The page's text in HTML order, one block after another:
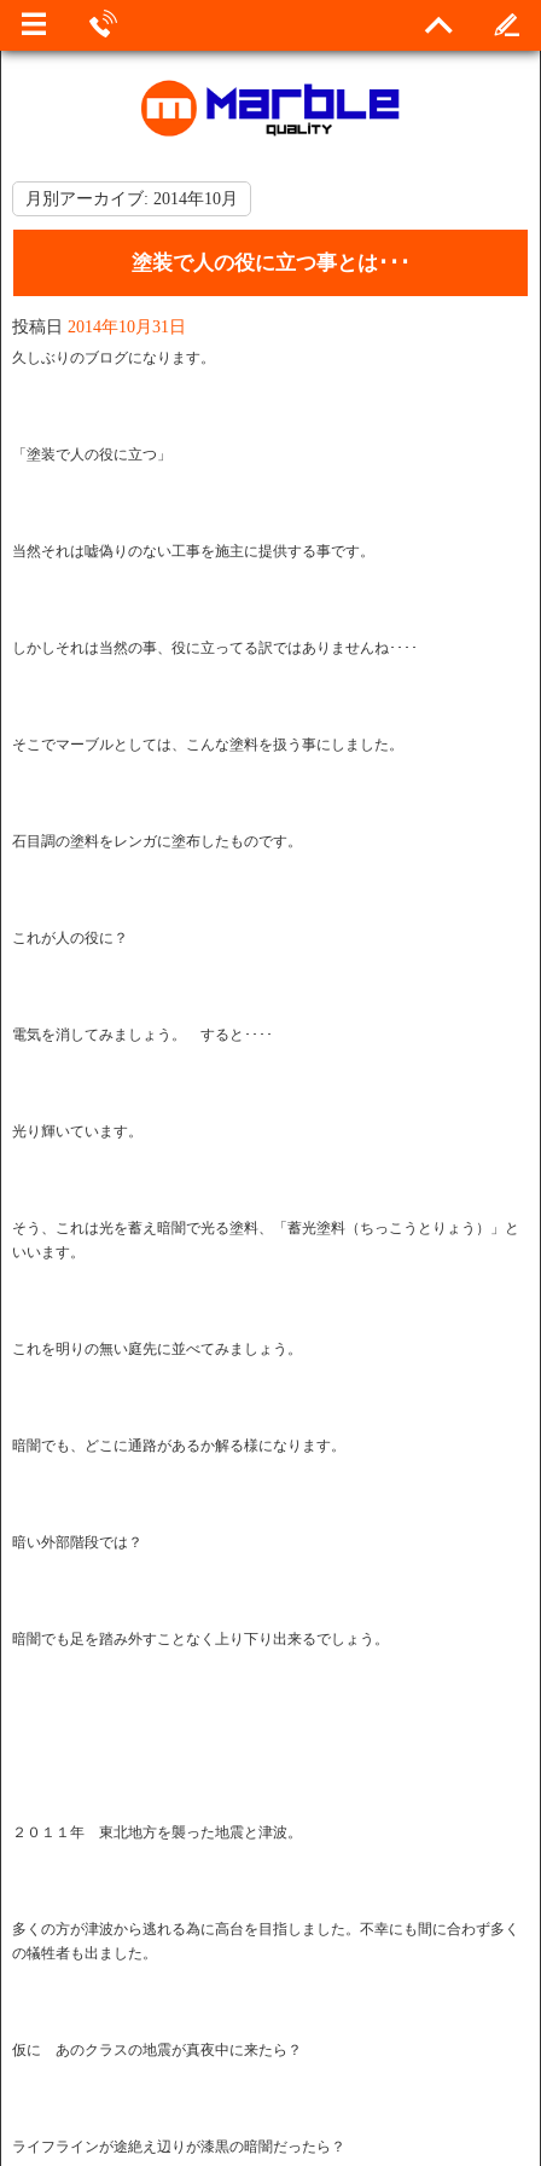
月別アーカイブ: 2014年10月
塗装で人の役に立つ事とは･･･
投稿日 2014年10月31日
久しぶりのブログになります。
「塗装で人の役に立つ」
当然それは嘘偽りのない工事を施主に提供する事です。
しかしそれは当然の事、役に立ってる訳ではありませんね････
そこでマーブルとしては、こんな塗料を扱う事にしました。
石目調の塗料をレンガに塗布したものです。
これが人の役に？
電気を消してみましょう。 すると････
光り輝いています。
そう、これは光を蓄え暗闇で光る塗料、「蓄光塗料（ちっこうとりょう）」と
いいます。
これを明りの無い庭先に並べてみましょう。
暗闇でも、どこに通路があるか解る様になります。
暗い外部階段では？
暗闇でも足を踏み外すことなく上り下り出来るでしょう。
２０１１年 東北地方を襲った地震と津波。
多くの方が津波から逃れる為に高台を目指しました。不幸にも間に合わず多く
の犠牲者も出ました。
仮に あのクラスの地震が真夜中に来たら？
ライフラインが途絶え辺りが漆黒の暗闇だったら？